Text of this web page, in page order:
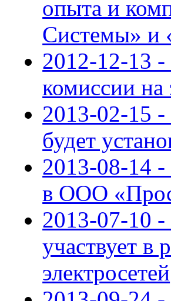
опыта и
Системы» и
2012-12-13 -
комиссии
2013-02-15
будет
2013-08-14
в ООО
2013-07-10
участвует
электросетей